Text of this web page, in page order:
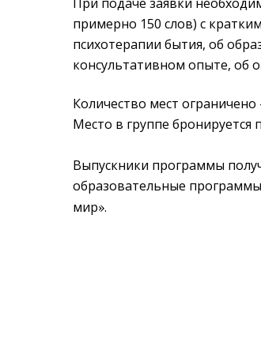
примерно 150 слов) с
психотерапии бытия, об
консультативном опыте, об
Количество мест
Место в группе бронируется
Выпускники программы
образовательные
мир».